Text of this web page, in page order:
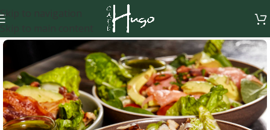
Skip to navigation